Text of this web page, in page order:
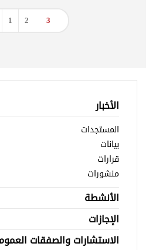
1 2 3
الأخبار
المستجدات
بيانات
قرارات
منشورات
الأنشطة
الإجازات
الاستشارات والصفقات